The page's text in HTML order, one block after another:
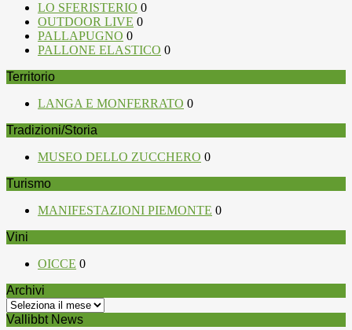
LO SFERISTERIO 0
OUTDOOR LIVE 0
PALLAPUGNO 0
PALLONE ELASTICO 0
Territorio
LANGA E MONFERRATO 0
Tradizioni/Storia
MUSEO DELLO ZUCCHERO 0
Turismo
MANIFESTAZIONI PIEMONTE 0
Vini
OICCE 0
Archivi
Archivi
Vallibbt News